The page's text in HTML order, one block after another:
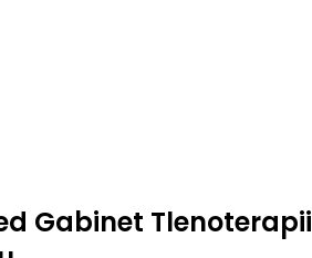
Gabinet Tlenoterapii